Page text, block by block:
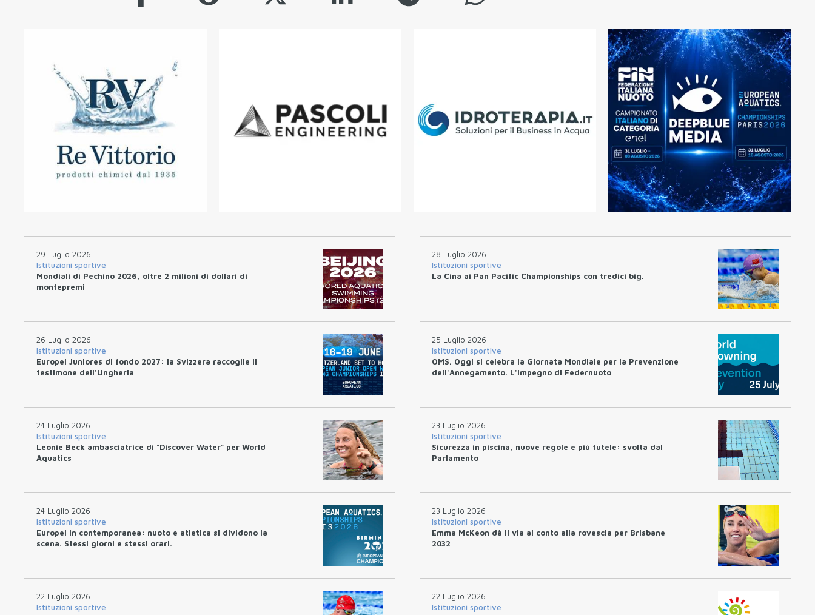
29 Luglio 2026
Istituzioni sportive
Mondiali di Pechino 2026, oltre 2 milioni di dollari di
montepremi
28 Luglio 2026
Istituzioni sportive
La Cina ai Pan Pacific Championships con tredici big.
26 Luglio 2026
Istituzioni sportive
Europei Juniores di fondo 2027: la Svizzera raccoglie il
testimone dell'Ungheria
25 Luglio 2026
Istituzioni sportive
OMS. Oggi si celebra la Giornata Mondiale per la Prevenzione
dell'Annegamento. L'impegno di Federnuoto
24 Luglio 2026
Istituzioni sportive
Leonie Beck ambasciatrice di "Discover Water" per World
Aquatics
23 Luglio 2026
Istituzioni sportive
Sicurezza in piscina, nuove regole e più tutele: svolta dal
Parlamento
24 Luglio 2026
Istituzioni sportive
Europei in contemporanea: nuoto e atletica si dividono la
scena. Stessi giorni e stessi orari.
23 Luglio 2026
Istituzioni sportive
Emma McKeon dà il via al conto alla rovescia per Brisbane
2032
22 Luglio 2026
Istituzioni sportive
22 Luglio 2026
Istituzioni sportive